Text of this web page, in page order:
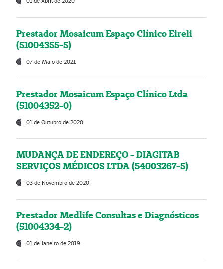
Prestador Mosaicum Espaço Clínico Eireli
(51004355-5)
07 de Maio de 2021
Prestador Mosaicum Espaço Clínico Ltda
(51004352-0)
01 de Outubro de 2020
MUDANÇA DE ENDEREÇO - DIAGITAB
SERVIÇOS MÉDICOS LTDA (54003267-5)
03 de Novembro de 2020
Prestador Medlife Consultas e Diagnósticos
(51004334-2)
01 de Janeiro de 2019